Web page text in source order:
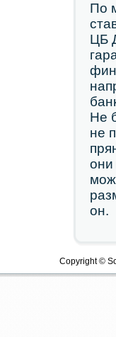
По
ЦБ
Не
не
они
он.
Copyright ©